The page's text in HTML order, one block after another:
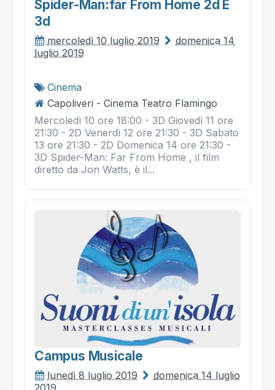
Spider-Man:far From Home 2d E
3d
mercoledì 10 luglio 2019
domenica 14
luglio 2019
Cinema
Capoliveri - Cinema Teatro Flamingo
Mercoledì 10 ore 18:00 - 3D Giovedì 11 ore
21:30 - 2D Venerdì 12 ore 21:30 - 3D Sabato
13 ore 21:30 - 2D Domenica 14 ore 21:30 -
3D Spider-Man: Far From Home , il film
diretto da Jon Watts, è il...
Campus Musicale
lunedì 8 luglio 2019
domenica 14 luglio